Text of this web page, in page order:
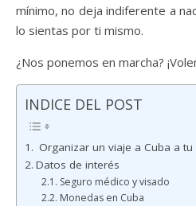
mínimo, no deja indiferente a
lo sientas por ti mismo.
¿Nos ponemos en marcha?
INDICE DEL POST
Organizar un viaje a Cuba a tu
Datos de interés
Seguro médico y visado
Monedas en Cuba